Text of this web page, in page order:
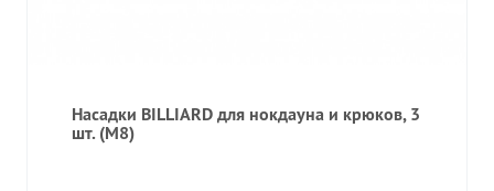
Насадки BILLIARD для нокдауна и крюков, 3
шт. (M8)